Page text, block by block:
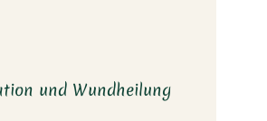
und Wundheilung